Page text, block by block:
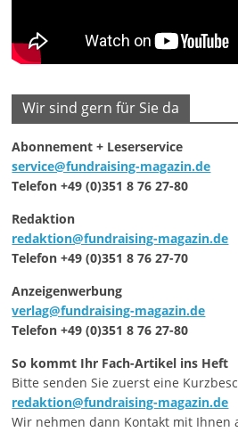
Wir sind gern für Sie da
Abonnement + Leserservice
service@fundraising-magazin.de
Telefon +49 (0)351 8 76 27-80
Redaktion
redaktion@fundraising-magazin.de
Telefon +49 (0)351 8 76 27-70
Anzeigenwerbung
verlag@fundraising-magazin.de
Telefon +49 (0)351 8 76 27-80
So kommt Ihr Fach-Artikel ins Heft
Bitte senden Sie zuerst eine
redaktion@fundraising-magazin.de
Wir nehmen dann Kontakt mit Ihnen